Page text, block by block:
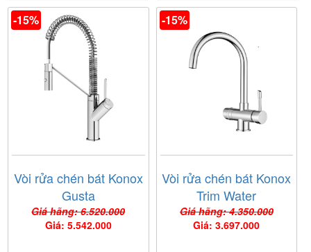
-15%
Vòi rửa chén bát Konox
Gusta
Giá hãng: 6.520.000
Giá: 5.542.000
-15%
Vòi rửa chén bát Konox
Trim Water
Giá hãng: 4.350.000
Giá: 3.697.000